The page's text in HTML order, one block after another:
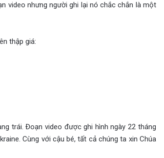
video nhưng người ghi lại nó chắc chắn là một
thập giá:
trái. Đoạn video được ghi hình ngày 22 tháng
Cùng với cậu bé, tất cả chúng ta xin Chúa